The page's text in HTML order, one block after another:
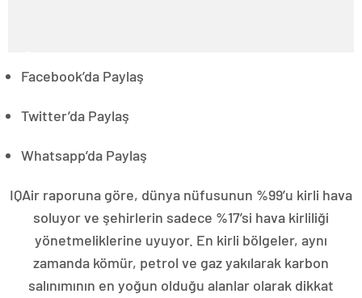
Facebook’da Paylaş
Twitter’da Paylaş
Whatsapp’da Paylaş
IQAir raporuna göre, dünya nüfusunun %99’u kirli hava
soluyor ve şehirlerin sadece %17’si hava kirliliği
yönetmeliklerine uyuyor. En kirli bölgeler, aynı
zamanda kömür, petrol ve gaz yakılarak karbon
salınımının en yoğun olduğu alanlar olarak dikkat